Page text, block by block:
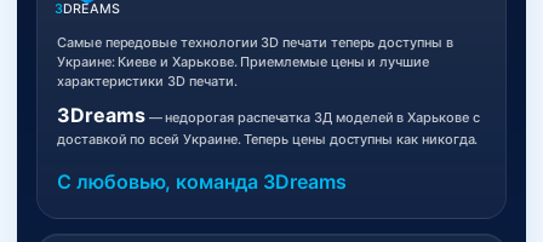
3DREAMS
Самые передовые технологии 3D печати теперь доступны в
Украине: Киеве и Харькове. Приемлемые цены и лучшие
характеристики 3D печати.
3Dreams— недорогая распечатка 3Д моделей в Харькове с
доставкой по всей Украине. Теперь цены доступны как никогда.
С любовью, команда 3Dreams